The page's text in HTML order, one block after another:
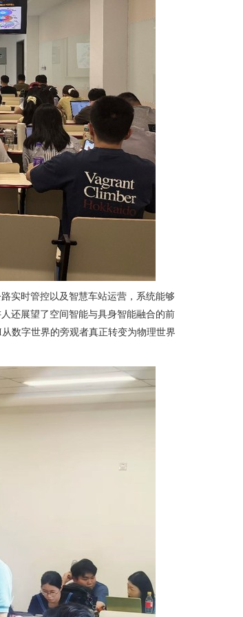
实时管控以及智慧车站运营，系统能够
还展望了空间智能与具身智能融合的前
从数字世界的旁观者真正转变为物理世界